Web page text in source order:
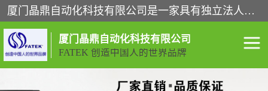
厦门晶鼎自动化科技有限公司是一家具有独立法人资格的高新技术企业；代理销售的产品有台湾威纶触摸屏，魏德米勒全系列，永宏触摸屏,威纶触摸屏,台湾威纶weinview触摸屏,台湾永宏PLC，FATEK,永宏伺服,图儿克总线，施耐德，欧姆龙，西门子，富士变频，K&N蓝系列， BUSSMANN，松下变频器，丹佛斯变频器等。
厦门晶鼎自动化科技有限公司
FATEK 创造中国人的世界品牌